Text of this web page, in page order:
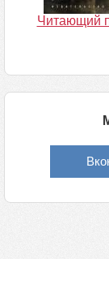
Читающий